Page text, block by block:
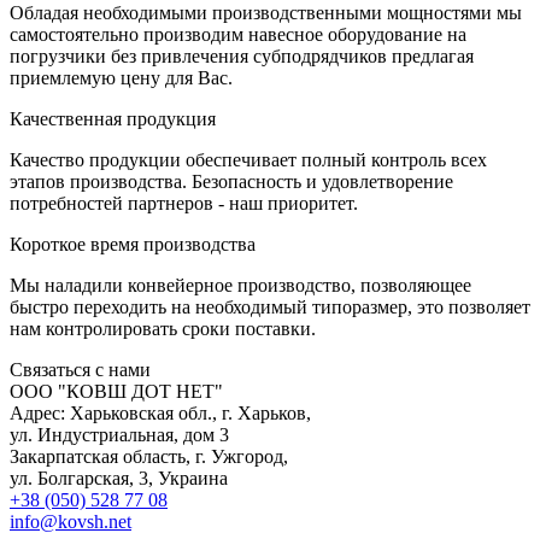
Обладая необходимыми производственными мощностями мы
самостоятельно производим навесное оборудование на
погрузчики без привлечения субподрядчиков предлагая
приемлемую цену для Вас.
Качественная продукция
Качество продукции обеспечивает полный контроль всех
этапов производства. Безопасность и удовлетворение
потребностей партнеров - наш приоритет.
Короткое время производства
Мы наладили конвейерное производство, позволяющее
быстро переходить на необходимый типоразмер, это позволяет
нам контролировать сроки поставки.
Связаться с нами
ООО "КОВШ ДОТ НЕТ"
Адрес: Харьковская обл., г. Харьков,
ул. Индустриальная, дом 3
Закарпатская область, г. Ужгород,
ул. Болгарская, 3, Украина
+38 (050) 528 77 08
info@kovsh.net